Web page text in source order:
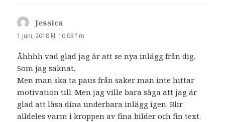
Jessica
1 juni, 2018 kl. 10:03 f m
Åhhhh vad glad jag är att se nya inlägg från dig.
Som jag saknat.
Men man ska ta paus från saker man inte hittar
motivation till. Men jag ville bara säga att jag är
glad att läsa dina underbara inlägg igen. Blir
alldeles varm i kroppen av fina bilder och fin text.